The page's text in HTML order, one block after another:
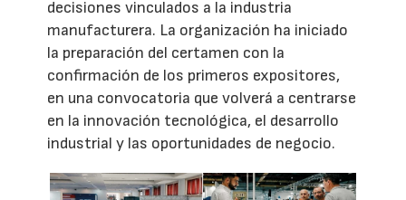
decisiones vinculados a la industria
manufacturera. La organización ha iniciado
la preparación del certamen con la
confirmación de los primeros expositores,
en una convocatoria que volverá a centrarse
en la innovación tecnológica, el desarrollo
industrial y las oportunidades de negocio.